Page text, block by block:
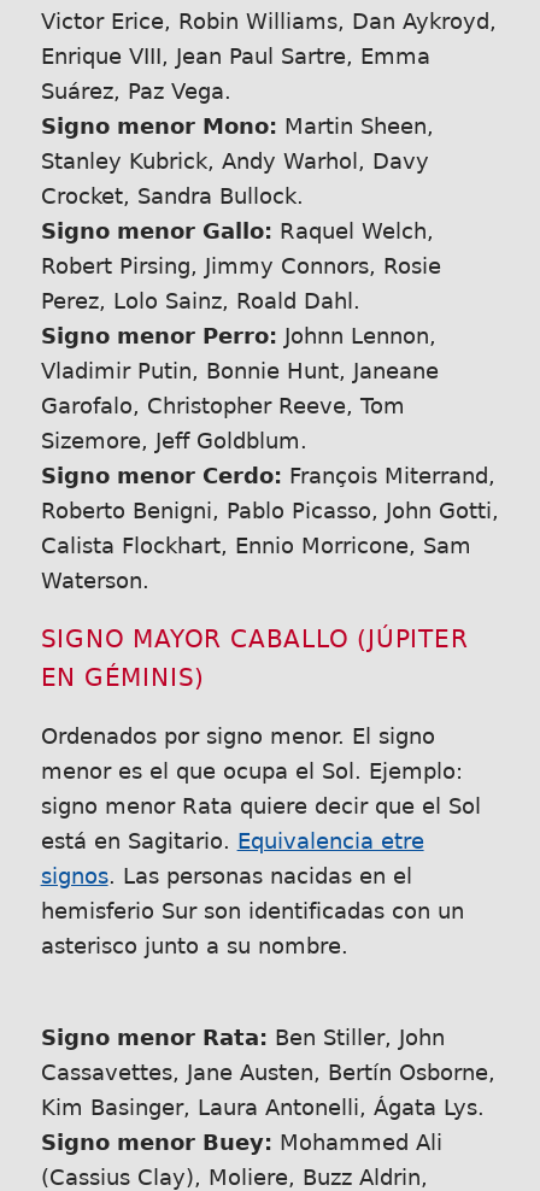
Victor Erice, Robin Williams, Dan Aykroyd,
Enrique VIII, Jean Paul Sartre, Emma
Suárez, Paz Vega.
Signo menor Mono: Martin Sheen,
Stanley Kubrick, Andy Warhol, Davy
Crocket, Sandra Bullock.
Signo menor Gallo: Raquel Welch,
Robert Pirsing, Jimmy Connors, Rosie
Perez, Lolo Sainz, Roald Dahl.
Signo menor Perro: Johnn Lennon,
Vladimir Putin, Bonnie Hunt, Janeane
Garofalo, Christopher Reeve, Tom
Sizemore, Jeff Goldblum.
Signo menor Cerdo: François Miterrand,
Roberto Benigni, Pablo Picasso, John Gotti,
Calista Flockhart, Ennio Morricone, Sam
Waterson.
SIGNO MAYOR CABALLO (JÚPITER
EN GÉMINIS)
Ordenados por signo menor. El signo
menor es el que ocupa el Sol. Ejemplo:
signo menor Rata quiere decir que el Sol
está en Sagitario. Equivalencia etre
signos. Las personas nacidas en el
hemisferio Sur son identificadas con un
asterisco junto a su nombre.
Signo menor Rata: Ben Stiller, John
Cassavettes, Jane Austen, Bertín Osborne,
Kim Basinger, Laura Antonelli, Ágata Lys.
Signo menor Buey: Mohammed Ali
(Cassius Clay), Moliere, Buzz Aldrin,